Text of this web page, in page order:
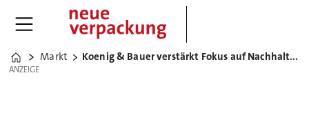
Home
Markt Koenig & Bauer verstärkt Fokus auf Nachhaltigkeit
ANZEIGE
ANZEIGE